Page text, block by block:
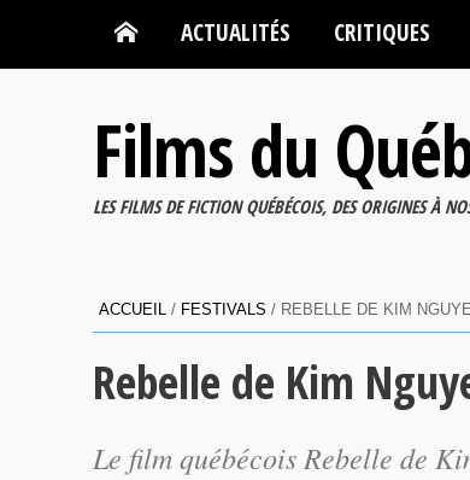
ACTUALITÉS CRITIQUES
Films du
LES FILMS DE FICTION QUÉBÉCOIS, DES ORIGINES À
ACCUEIL / FESTIVALS / REBELLE DE KIM
Rebelle de Kim
Le film québécois Rebelle de